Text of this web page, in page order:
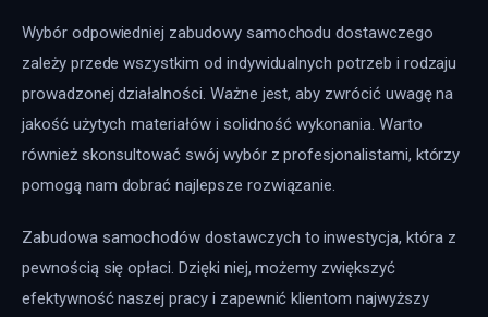
Wybór odpowiedniej zabudowy samochodu dostawczego
zależy przede wszystkim od indywidualnych potrzeb i rodzaju
prowadzonej działalności. Ważne jest, aby zwrócić uwagę na
jakość użytych materiałów i solidność wykonania. Warto
również skonsultować swój wybór z profesjonalistami, którzy
pomogą nam dobrać najlepsze rozwiązanie.
Zabudowa samochodów dostawczych to inwestycja, która z
pewnością się opłaci. Dzięki niej, możemy zwiększyć
efektywność naszej pracy i zapewnić klientom najwyższy